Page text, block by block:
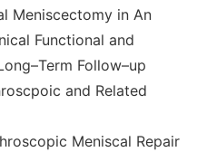
Meniscectomy in An
Functional and
Follow–up
and Related
Meniscal Repair